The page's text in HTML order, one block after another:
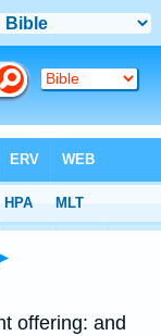
offering: and